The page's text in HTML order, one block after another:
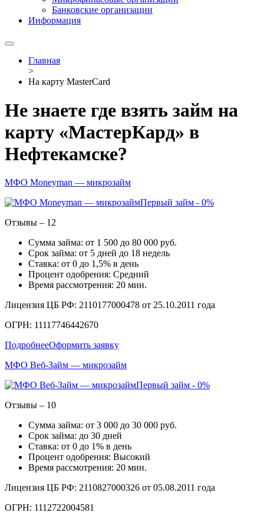
Банковские организации
Информация
Главная
>
На карту MasterCard
Не знаете где взять займ на
карту «МастерКард» в
Нефтекамске?
МФО Moneyman — микрозайм
Первый займ - 0%
Отзывы – 12
Сумма займа: от 1 500 до 80 000 руб.
Срок займа: от 5 дней до 18 недель
Ставка: от 0 до 1,5% в день
Процент одобрения: Средний
Время рассмотрения: 20 мин.
Лицензия ЦБ РФ: 2110177000478 от 25.10.2011 года
ОГРН: 11117746442670
ПодробнееОформить заявку
МФО Веб-Займ — микрозайм
Первый займ - 0%
Отзывы – 10
Сумма займа: от 3 000 до 30 000 руб.
Срок займа: до 30 дней
Ставка: от 0 до 1% в день
Процент одобрения: Высокий
Время рассмотрения: 20 мин.
Лицензия ЦБ РФ: 2110827000326 от 05.08.2011 года
ОГРН: 1112722004581